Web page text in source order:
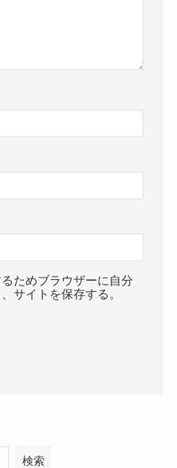
ためブラウザーに自分
サイトを保存する。
検索